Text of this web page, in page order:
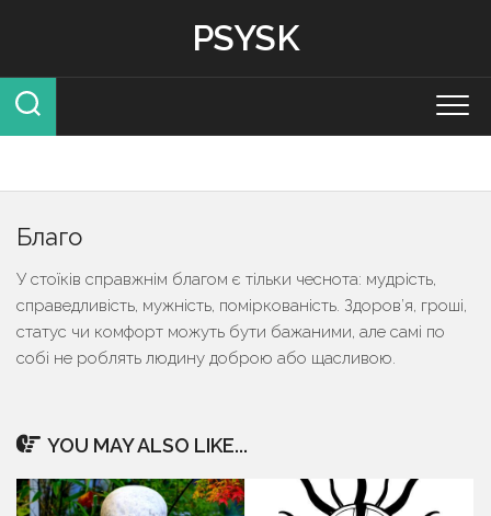
PSYSK
Благо
У стоїків справжнім благом є тільки чеснота: мудрість,
справедливість, мужність, поміркованість. Здоров’я, гроші,
статус чи комфорт можуть бути бажаними, але самі по
собі не роблять людину доброю або щасливою.
YOU MAY ALSO LIKE...